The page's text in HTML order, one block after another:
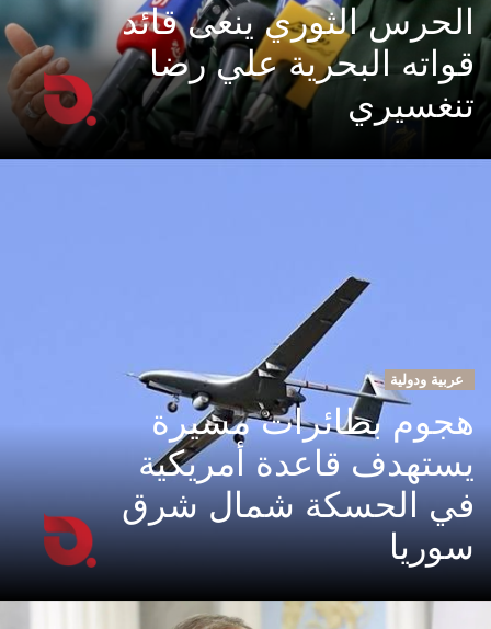
الحرس الثوري ينعى قائد
قواته البحرية علي رضا
تنغسيري
عربية ودولية
هجوم بطائرات مسيرة
يستهدف قاعدة أمريكية
في الحسكة شمال شرق
سوريا